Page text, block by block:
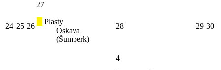
24 25 26
27
Plasty
Oskava
(Šumperk)
28 29 30
4